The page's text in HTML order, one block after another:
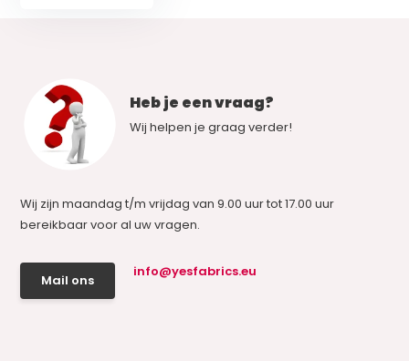
Heb je een vraag?
Wij helpen je graag verder!
Wij zijn maandag t/m vrijdag van 9.00 uur tot 17.00 uur
bereikbaar voor al uw vragen.
Mail ons
info@yesfabrics.eu